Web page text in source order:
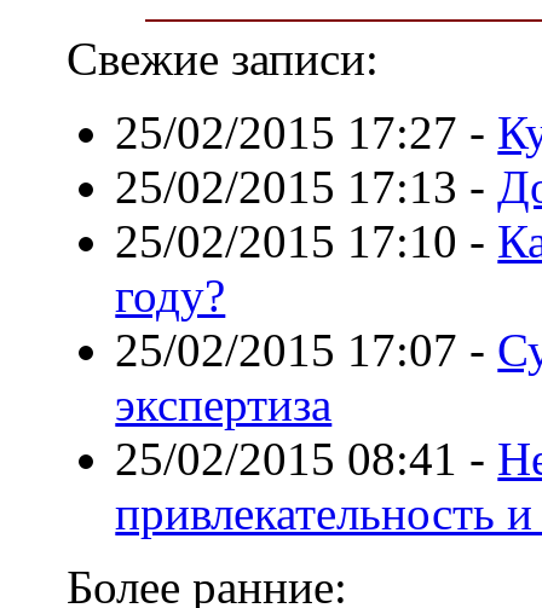
Свежие записи:
25/02/2015 17:27 -
25/02/2015 17:13 -
25/02/2015 17:10 -
году?
25/02/2015 17:07 -
экспертиза
25/02/2015 08:41 -
привлекательность
Более ранние: